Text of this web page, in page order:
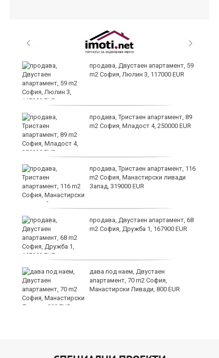
продава, Двустаен апартамент, 59
m2 София, Люлин 3, 117000 EUR
продава, Тристаен апартамент, 89
m2 София, Младост 4, 250000 EUR
продава, Тристаен апартамент, 116
m2 София, Манастирски ливади
Запад, 319000 EUR
продава, Двустаен апартамент, 68
m2 София, Дружба 1, 167900 EUR
дава под наем, Двустаен
апартамент, 70 m2 София,
Манастирски Ливади, 800 EUR